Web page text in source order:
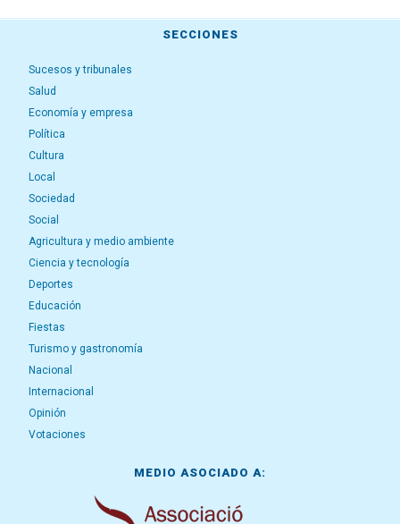
SECCIONES
Sucesos y tribunales
Salud
Economía y empresa
Política
Cultura
Local
Sociedad
Social
Agricultura y medio ambiente
Ciencia y tecnología
Deportes
Educación
Fiestas
Turismo y gastronomía
Nacional
Internacional
Opinión
Votaciones
MEDIO ASOCIADO A: